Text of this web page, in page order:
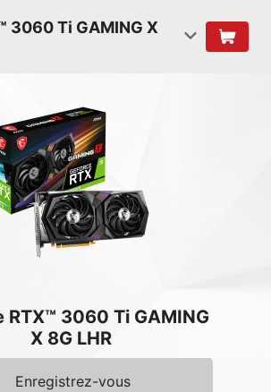
3060 Ti GAMING X
RTX™ 3060 Ti GAMING
X 8G LHR
Enregistrez-vous